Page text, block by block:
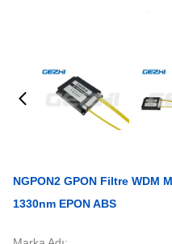
NGPON2 GPON Filtre WDM
1330nm EPON ABS